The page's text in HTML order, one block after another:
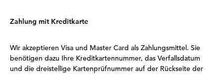
Zahlung mit Kreditkarte
Wir akzeptieren Visa und Master Card als Zahlungsmittel. Sie
benötigen dazu Ihre Kreditkartennummer, das Verfallsdatum
und die dreistellige Kartenprüfnummer auf der Rückseite der